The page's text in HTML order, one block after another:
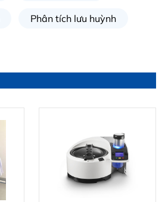
Phân tích lưu huỳnh